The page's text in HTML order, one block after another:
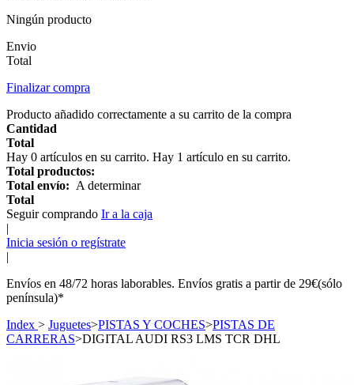
Ningún producto
Envio
Total
Finalizar compra
Producto añadido correctamente a su carrito de la compra
Cantidad
Total
Hay 0 artículos en su carrito. Hay 1 artículo en su carrito.
Total productos:
Total envío: A determinar
Total
Seguir comprando Ir a la caja
|
Inicia sesión o regístrate
|
Envíos en 48/72 horas laborables. Envíos gratis a partir de 29€(sólo
península)*
Index > Juguetes>PISTAS Y COCHES>PISTAS DE
CARRERAS>DIGITAL AUDI RS3 LMS TCR DHL